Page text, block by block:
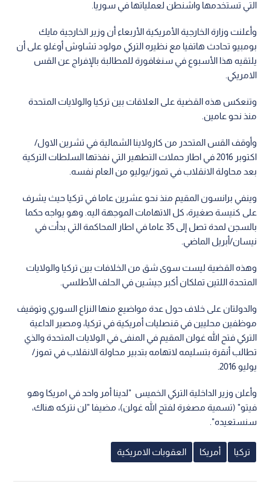
التي تستخدمها واشنطن لعملياتها في سوريا.
وأعلنت وزارة الخارجية الأمريكية الأربعاء أن وزير الخارجية مايك
بومبيو تحادث هاتفيا مع نظيره التركي مولود تشاوش أوغلو على أن
يلتقيه هذا الأسبوع في سنغافورة للمطالبة بالإفراج عن القس
الامريكي.
وتنعكس هذه القضية على العلاقات بين تركيا والولايات المتحدة
منذ نحو عامين.
وأوقف القس المتحدر من كارولاينا الشمالية في تشرين الاول/
اكتوبر 2016 في اطار حملات التطهير التي نفذتها السلطات التركية
بعد محاولة الانقلاب في تموز/يوليو من العام نفسه.
وينفي برانسون المقيم منذ نحو عشرين عاما في تركيا حيث يشرف
على كنيسة صغيرة، كل الاتهامات الموجهة اليه. وهو يواجه حكما
بالسجن لمدة تصل إلى 35 عاما في اطار المحاكمة التي بدأت في
نيسان/أبريل الماضي.
وهذه القضية ليست سوى شق من الخلافات بين تركيا والولايات
المتحدة اللتين تملكان أكبر جيشين في الحلف الأطلسي.
والدولتان على خلاف حول عدة مواضيع منها النزاع السوري وتوقيف
موظفين محليين في قنصليات أمريكية في تركيا، ومصير الداعية
التركي فتح الله غولن المقيم في المنفى في الولايات المتحدة والذي
تطالب أنقرة بتسليمه لاتهامه بتدبير محاولة الانقلاب في تموز/
يوليو 2016.
وأعلن وزير الداخلية التركي الخميس "لدينا أمر واحد في امريكا وهو
فيتو" (تسمية مصغرة لفتح الله غولن)، مضيفا "لن نتركه هناك،
سنستعيده".
تركيا أمريكا العقوبات الامريكية